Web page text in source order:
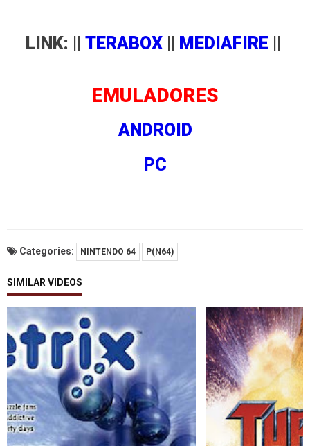
LINK: || TERABOX|| MEDIAFIRE||
EMULADORES
ANDROID
PC
Categories: NINTENDO 64 P(N64)
SIMILAR VIDEOS